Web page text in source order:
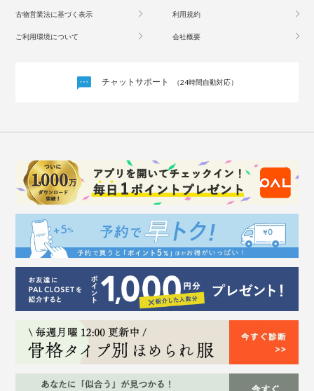
古物営業法に基づく表示 利用規約
ご利用環境について 会社概要
チャットサポート （24時間自動対応）